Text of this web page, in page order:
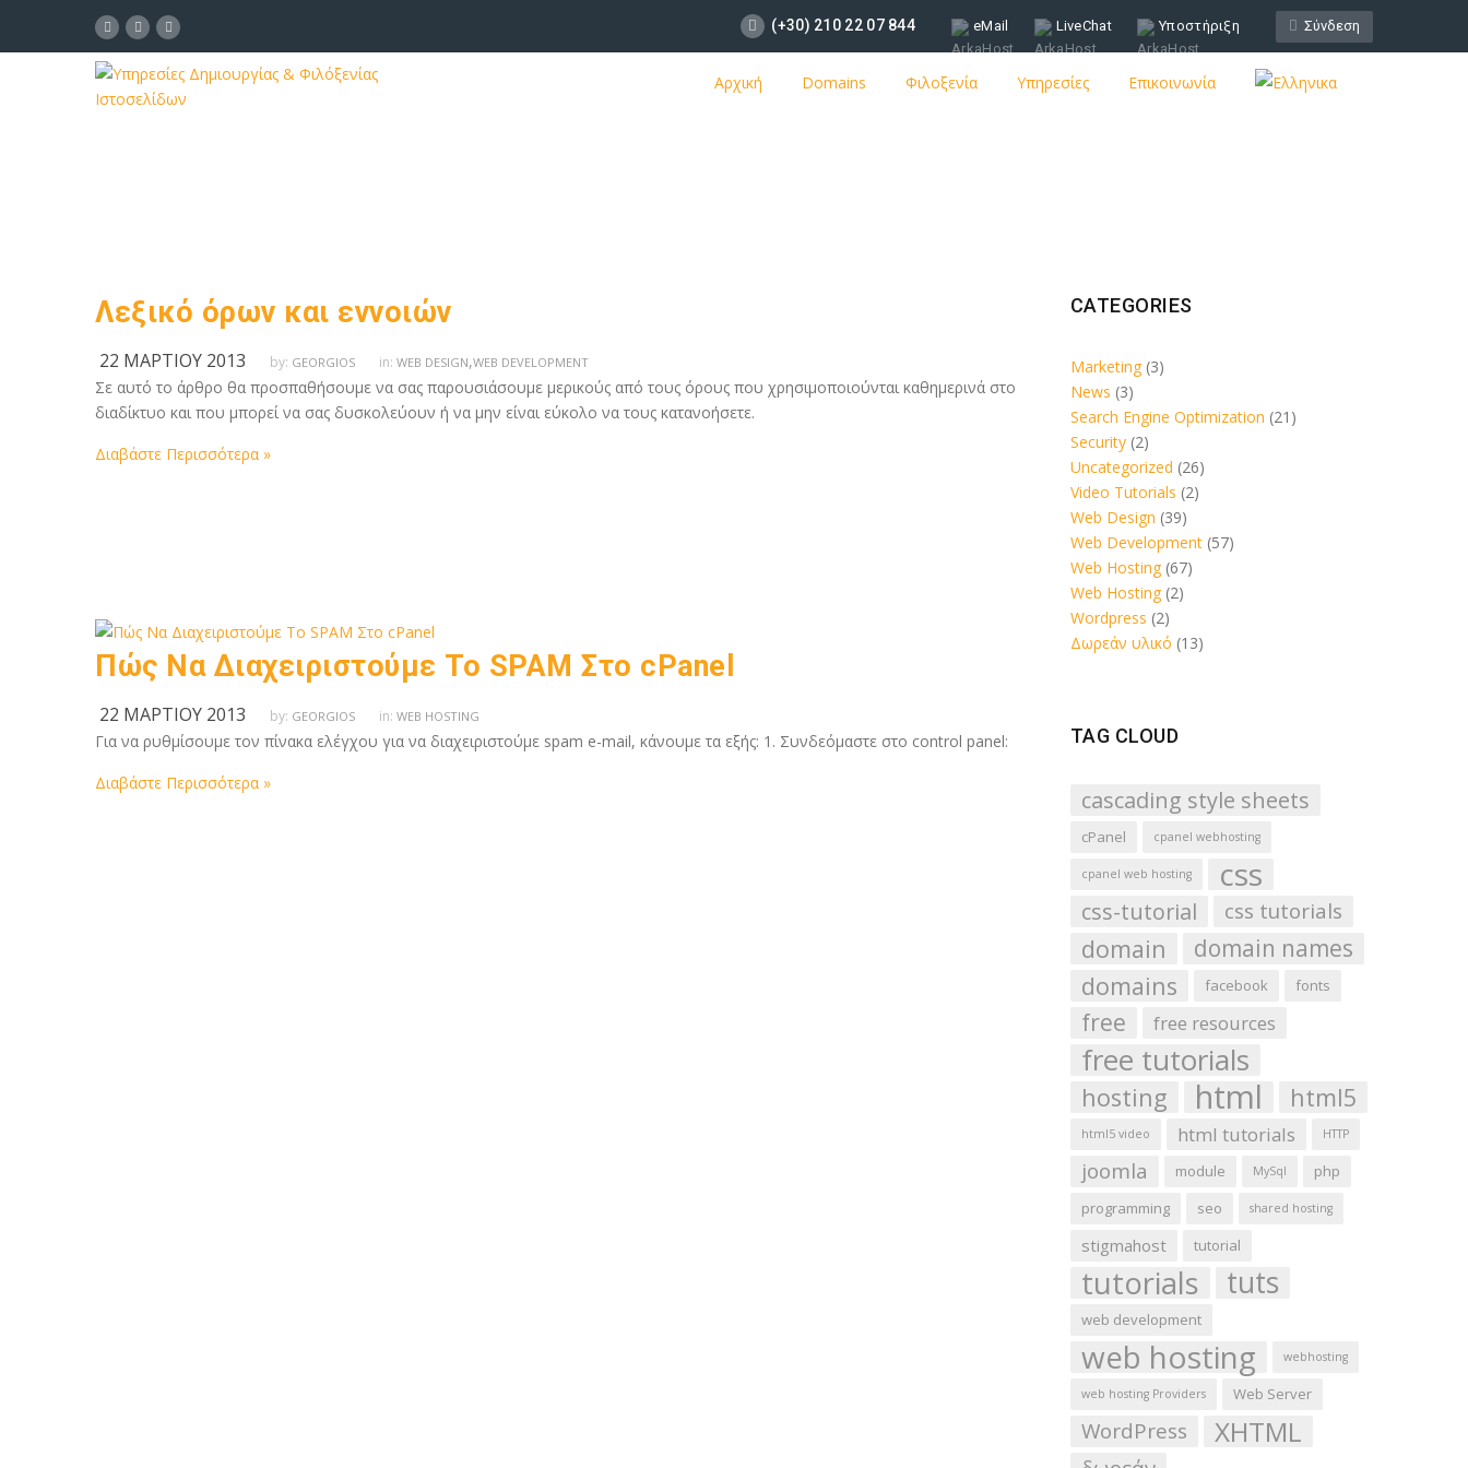
Σύνδεση
(+30) 210 22 07 844 eMail LiveChat Υποστήριξη
Αρχική Domains Φιλοξενία Υπηρεσίες Επικοινωνία
Λεξικό όρων και εννοιών
22 ΜΑΡΤΊΟΥ 2013 by: GEORGIOS in: WEB DESIGN,WEB DEVELOPMENT
Σε αυτό το άρθρο θα προσπαθήσουμε να σας παρουσιάσουμε μερικούς από τους όρους που χρησιμοποιούνται καθημερινά στο
διαδίκτυο και που μπορεί να σας δυσκολεύουν ή να μην είναι εύκολο να τους κατανοήσετε.
Διαβάστε Περισσότερα »
Πώς Να Διαχειριστούμε Το SPAM Στο cPanel
22 ΜΑΡΤΊΟΥ 2013 by: GEORGIOS in: WEB HOSTING
Για να ρυθμίσουμε τον πίνακα ελέγχου για να διαχειριστούμε spam e-mail, κάνουμε τα εξής: 1. Συνδεόμαστε στο control panel:
Διαβάστε Περισσότερα »
CATEGORIES
Marketing(3)
News (3)
Search Engine Optimization (21)
Security(2)
Uncategorized (26)
Video Tutorials (2)
Web Design (39)
Web Development(57)
Web Hosting(67)
Web Hosting(2)
Wordpress (2)
Δωρεάν υλικό (13)
TAG CLOUD
cascading style sheets
cPanel cpanel webhosting
cpanel web hosting css
css-tutorial css tutorials
domain domain names
domains facebook fonts
free free resources
free tutorials
hosting html html5
html5 video html tutorials HTTP
joomla module MySql
php
programming
seo shared hosting
stigmahost tutorial
tutorials tuts
web development
web hosting webhosting
web hosting Providers Web Server
WordPress XHTML